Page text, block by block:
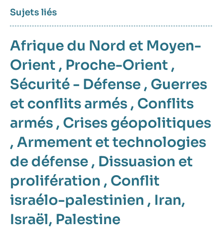
Sujets liés
Afrique du Nord et Moyen-
Orient , Proche-Orient ,
Sécurité - Défense , Guerres
et conflits armés , Conflits
armés , Crises géopolitiques
, Armement et technologies
de défense , Dissuasion et
prolifération , Conflit
israélo-palestinien , Iran,
Israël, Palestine